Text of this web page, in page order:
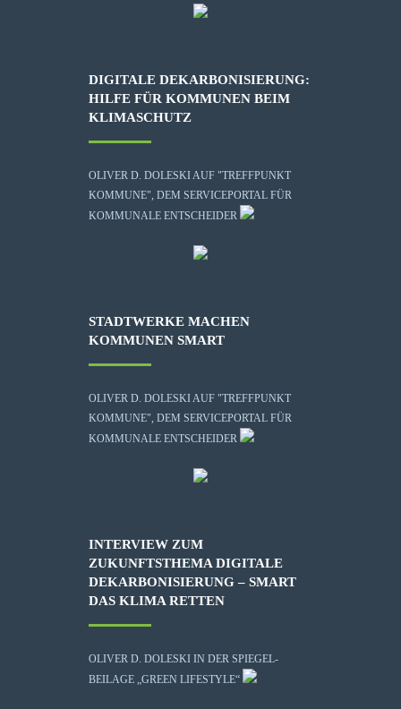
DIGITALE DEKARBONISIERUNG:
HILFE FÜR KOMMUNEN BEIM
KLIMASCHUTZ
OLIVER D. DOLESKI AUF "TREFFPUNKT
KOMMUNE", DEM SERVICEPORTAL FÜR
KOMMUNALE ENTSCHEIDER
STADTWERKE MACHEN
KOMMUNEN SMART
OLIVER D. DOLESKI AUF "TREFFPUNKT
KOMMUNE", DEM SERVICEPORTAL FÜR
KOMMUNALE ENTSCHEIDER
INTERVIEW ZUM
ZUKUNFTSTHEMA DIGITALE
DEKARBONISIERUNG – SMART
DAS KLIMA RETTEN
OLIVER D. DOLESKI IN DER SPIEGEL-
BEILAGE „GREEN LIFESTYLE“